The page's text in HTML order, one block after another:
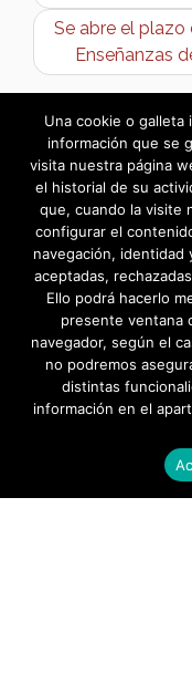
Se abre el
Enseñanzas
Una cookie o galleta
información que se
visita nuestra página
el historial de su
que, cuando la visite
configurar el
navegación,
aceptadas,
Ello podrá hacerlo
presente ventana
navegador, según el
no podremos
distintas
información en el